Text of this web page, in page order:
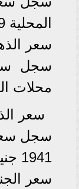
المحلية 2589 جنيها للجرام.
سعر الذهب
محلات الصاغة 2265
سعر الذهب
1941 جنيها للجرام.
سعر